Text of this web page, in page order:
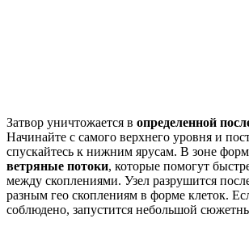
Затвор уничтожается в определенной
Начинайте с самого верхнего уровня и
спускайтесь к нижним ярусам. В зоне
ветряные потоки, которые помогут
между скоплениями. Узел разрушится
разным гео скоплениям в форме клеток.
соблюдено, запустится небольшой